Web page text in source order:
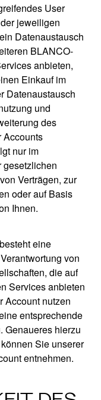
User
jeweiligen
Datenaustausch
BLANCO-
anbieten,
Einkauf im
Datenaustausch
und
des
Accounts
nur im
gesetzlichen
Verträgen, zur
oder auf Basis
Ihnen.
eine
von
die auf
Services anbieten
Account nutzen
entsprechende
Genaueres hierzu
Sie unserer
entnehmen.